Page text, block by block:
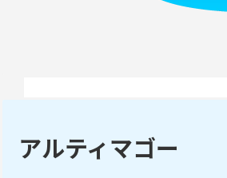
アルティマゴー